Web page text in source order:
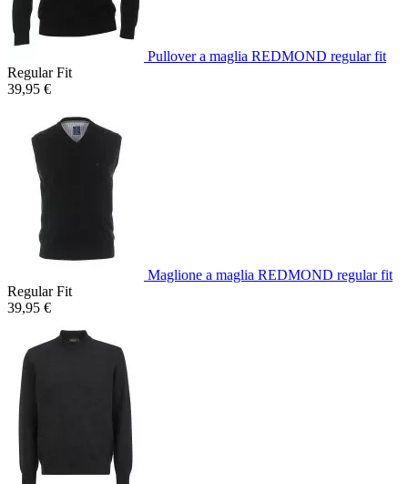
Pullover a maglia REDMOND regular fit
Regular Fit
39,95 €
Maglione a maglia REDMOND regular fit
Regular Fit
39,95 €